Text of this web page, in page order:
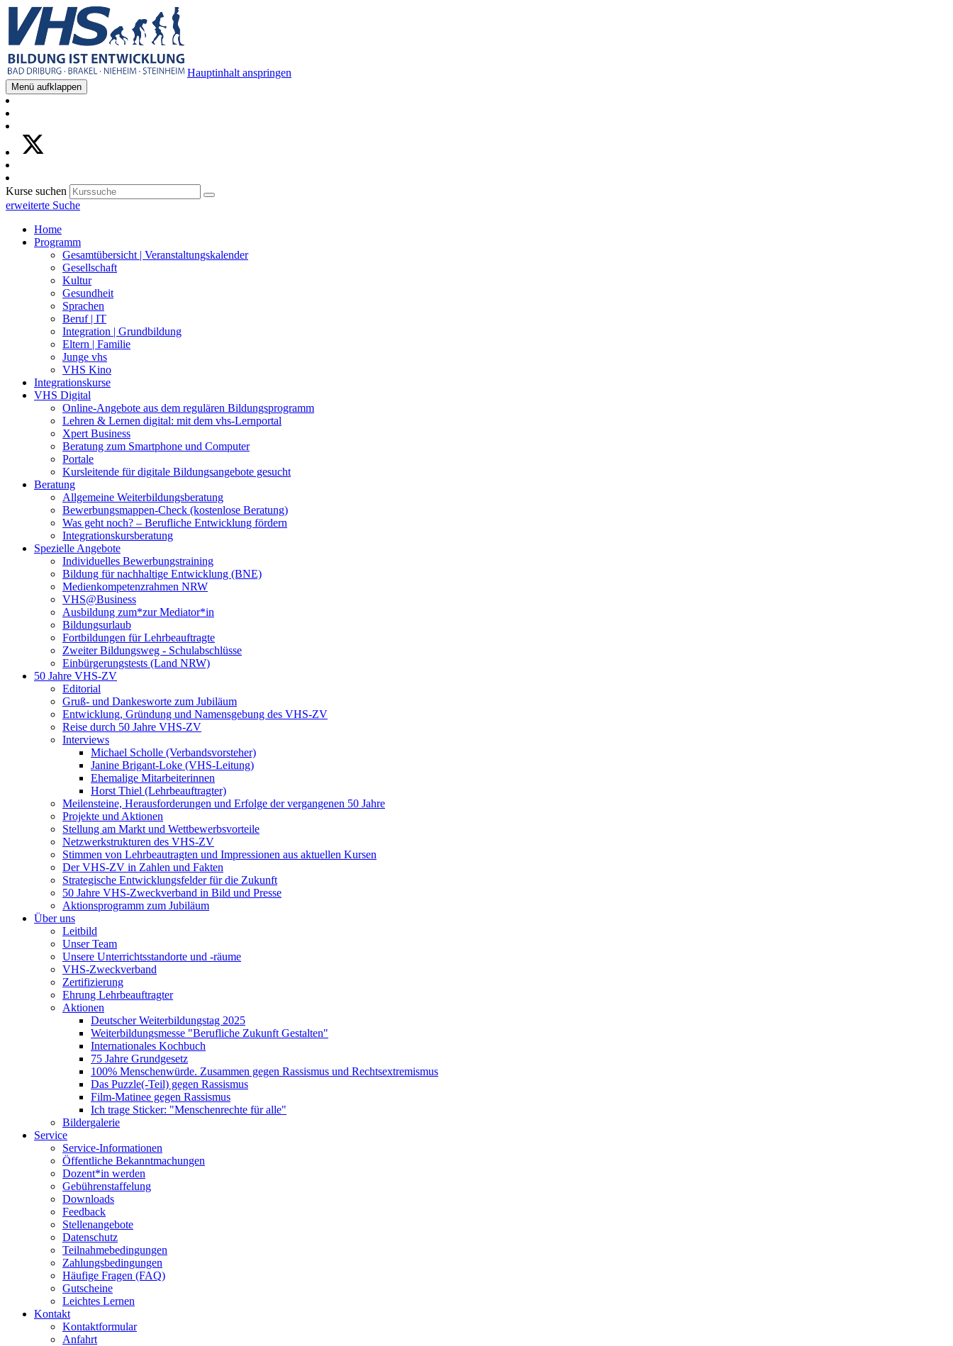
Hauptinhalt anspringen
Menü aufklappen
Kurse suchen
erweiterte Suche
Home
Programm
Gesamtübersicht | Veranstaltungskalender
Gesellschaft
Kultur
Gesundheit
Sprachen
Beruf | IT
Integration | Grundbildung
Eltern | Familie
Junge vhs
VHS Kino
Integrationskurse
VHS Digital
Online-Angebote aus dem regulären Bildungsprogramm
Lehren & Lernen digital: mit dem vhs-Lernportal
Xpert Business
Beratung zum Smartphone und Computer
Portale
Kursleitende für digitale Bildungsangebote gesucht
Beratung
Allgemeine Weiterbildungsberatung
Bewerbungsmappen-Check (kostenlose Beratung)
Was geht noch? – Berufliche Entwicklung fördern
Integrationskursberatung
Spezielle Angebote
Individuelles Bewerbungstraining
Bildung für nachhaltige Entwicklung (BNE)
Medienkompetenzrahmen NRW
VHS@Business
Ausbildung zum*zur Mediator*in
Bildungsurlaub
Fortbildungen für Lehrbeauftragte
Zweiter Bildungsweg - Schulabschlüsse
Einbürgerungstests (Land NRW)
50 Jahre VHS-ZV
Editorial
Gruß- und Dankesworte zum Jubiläum
Entwicklung, Gründung und Namensgebung des VHS-ZV
Reise durch 50 Jahre VHS-ZV
Interviews
Michael Scholle (Verbandsvorsteher)
Janine Brigant-Loke (VHS-Leitung)
Ehemalige Mitarbeiterinnen
Horst Thiel (Lehrbeauftragter)
Meilensteine, Herausforderungen und Erfolge der vergangenen 50 Jahre
Projekte und Aktionen
Stellung am Markt und Wettbewerbsvorteile
Netzwerkstrukturen des VHS-ZV
Stimmen von Lehrbeautragten und Impressionen aus aktuellen Kursen
Der VHS-ZV in Zahlen und Fakten
Strategische Entwicklungsfelder für die Zukunft
50 Jahre VHS-Zweckverband in Bild und Presse
Aktionsprogramm zum Jubiläum
Über uns
Leitbild
Unser Team
Unsere Unterrichtsstandorte und -räume
VHS-Zweckverband
Zertifizierung
Ehrung Lehrbeauftragter
Aktionen
Deutscher Weiterbildungstag 2025
Weiterbildungsmesse "Berufliche Zukunft Gestalten"
Internationales Kochbuch
75 Jahre Grundgesetz
100% Menschenwürde. Zusammen gegen Rassismus und Rechtsextremismus
Das Puzzle(-Teil) gegen Rassismus
Film-Matinee gegen Rassismus
Ich trage Sticker: "Menschenrechte für alle"
Bildergalerie
Service
Service-Informationen
Öffentliche Bekanntmachungen
Dozent*in werden
Gebührenstaffelung
Downloads
Feedback
Stellenangebote
Datenschutz
Teilnahmebedingungen
Zahlungsbedingungen
Häufige Fragen (FAQ)
Gutscheine
Leichtes Lernen
Kontakt
Kontaktformular
Anfahrt